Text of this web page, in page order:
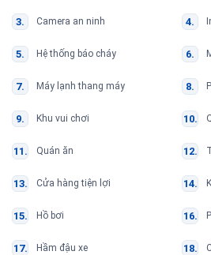
Camera an ninh
Hệ thống báo cháy
Máy lạnh thang máy
Khu vui chơi
Quán ăn
Cửa hàng tiện lợi
Hồ bơi
Hầm đậu xe